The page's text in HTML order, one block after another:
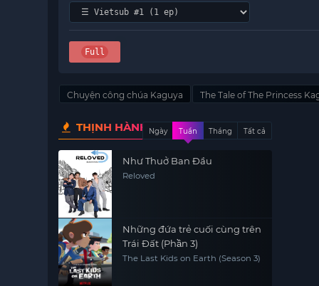
Full
Chuyện công chúa Kaguya The Tale of The Princess
THỊNH HÀNH Ngày Tuần Tháng Tất cả
Như Thuở Ban Đầu
Reloved
Những đứa trẻ cuối cùng trên
Trái Đất (Phần 3)
The Last Kids on Earth (Season 3)